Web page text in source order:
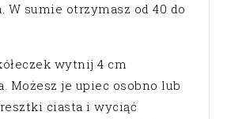
W sumie otrzymasz od 40 do
wytnij 4 cm
Możesz je upiec osobno lub
resztki ciasta i wyciąć